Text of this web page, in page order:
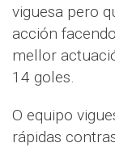
viguesa pero
acción
mellor
14 goles.
O equipo
rápidas